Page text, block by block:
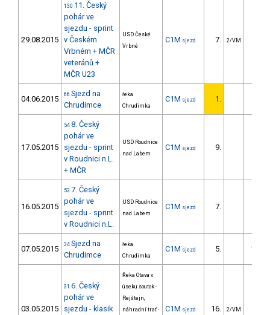
29.08.2015
130 11. Český
pohár ve
sjezdu - sprint
v Českém
Vrbném + MČR
veteránů +
MČR U23
USD České
Vrbné
C1M sjezd 7. 2/VM
04.06.2015 66 Sjezd na
Chrudimce
řeka
Chrudimka
C1M sjezd 1.
17.05.2015
54 8. Český
pohár ve
sjezdu - sprint
v Roudnici n.L.
+ MČR
USD Roudnice
nad Labem
C1M sjezd 9.
16.05.2015
53 7. Český
pohár ve
sjezdu - sprint
v Roudnici n.L.
USD Roudnice
nad Labem
C1M sjezd 7.
07.05.2015 34 Sjezd na
Chrudimce
řeka
Chrudimka
C1M sjezd 5.
03.05.2015
31 6. Český
pohár ve
sjezdu - klasik
Řeka Otava v
úseku soutok -
Rejštejn,
náhradní trať -
C1M sjezd 16. 2/VM